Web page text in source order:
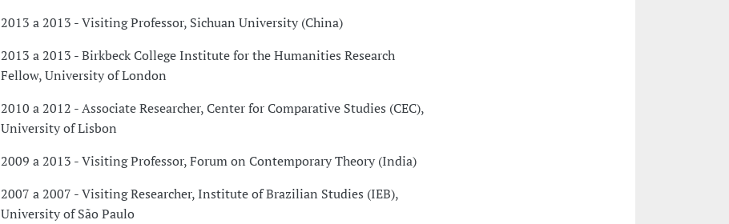
2013 a 2013 - Visiting Professor, Sichuan University (China)
2013 a 2013 - Birkbeck College Institute for the Humanities Research
Fellow, University of London
2010 a 2012 - Associate Researcher, Center for Comparative Studies (CEC),
University of Lisbon
2009 a 2013 - Visiting Professor, Forum on Contemporary Theory (India)
2007 a 2007 - Visiting Researcher, Institute of Brazilian Studies (IEB),
University of São Paulo